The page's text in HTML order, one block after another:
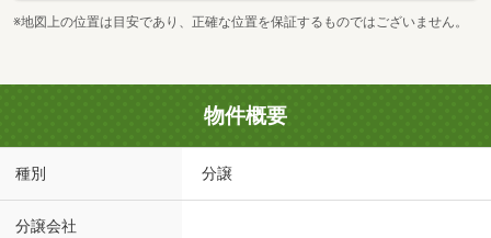
※地図上の位置は目安であり、正確な位置を保証するものではございません。
物件概要
種別 分譲
分譲会社